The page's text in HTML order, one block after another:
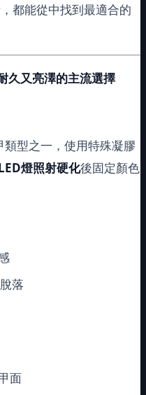
都能從中找到最適合的
久又亮澤的主流選擇
型之一，使用特殊凝膠
燈照射硬化後固定顏色
落
面